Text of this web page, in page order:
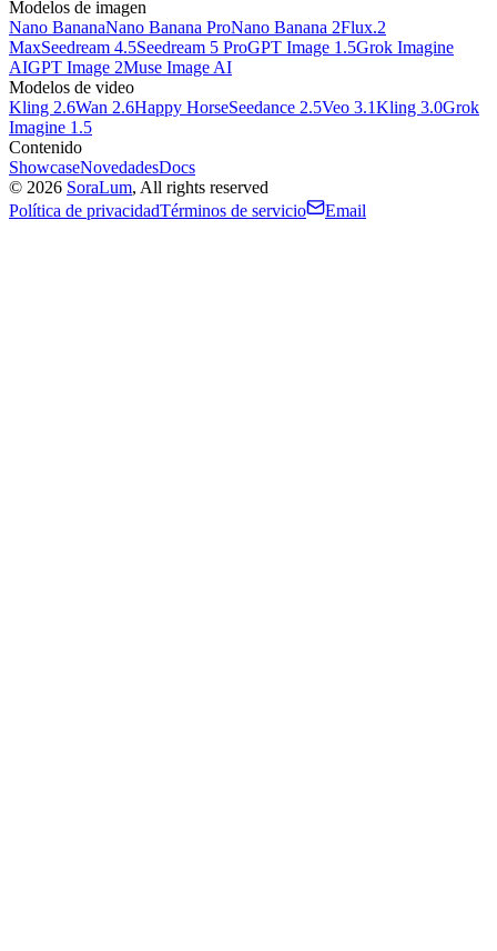
Modelos de imagen
Nano BananaNano Banana ProNano Banana 2Flux.2
MaxSeedream 4.5Seedream 5 ProGPT Image 1.5Grok Imagine
AIGPT Image 2Muse Image AI
Modelos de video
Kling 2.6Wan 2.6Happy HorseSeedance 2.5Veo 3.1Kling 3.0Grok
Imagine 1.5
Contenido
ShowcaseNovedadesDocs
© 2026 SoraLum, All rights reserved
Política de privacidadTérminos de servicio Email